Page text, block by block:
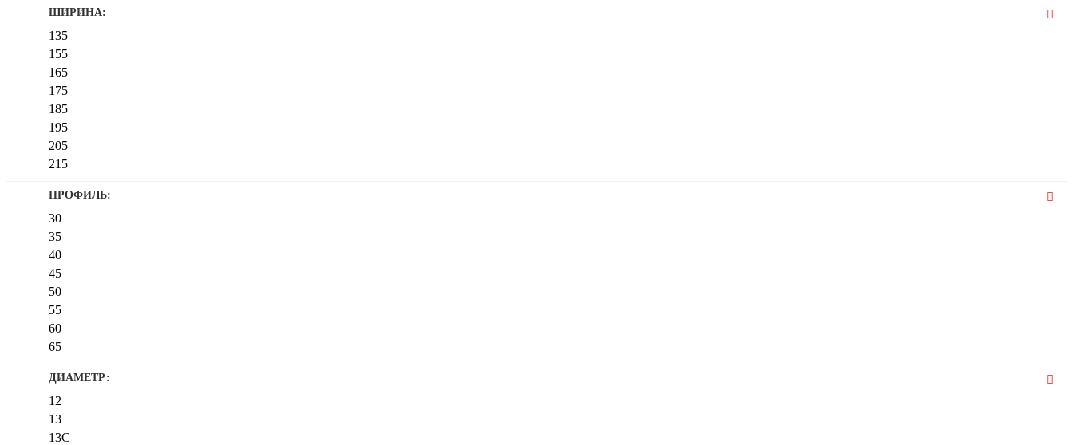
ШИРИНА:
135
155
165
175
185
195
205
215
235
245
255
265
275
285
295
315
ПРОФИЛЬ:
30
35
40
45
50
55
60
65
75
80
ДИАМЕТР:
12
13
13C